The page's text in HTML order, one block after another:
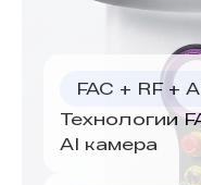
FAC + RF +
Технологии
AI камера